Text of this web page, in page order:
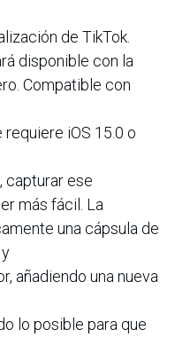
de TikTok.
disponible con la
Compatible con
iOS 15.0 o
capturar ese
más fácil. La
una cápsula de
añadiendo una nueva
lo posible para que